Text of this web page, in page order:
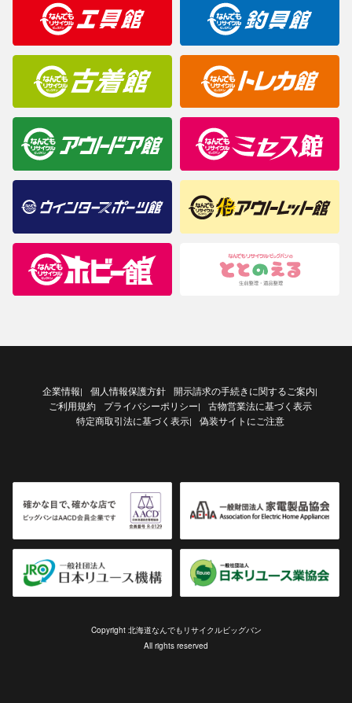
商品について
企業情報| 個人情報保護方針 開示請求の手続きに関するご案内|
ご利用規約 プライバシーポリシー|
古物営業法に基づく表示
特定商取引法に基づく表示| 偽装サイトにご注意
Copyright 北海道なんでもリサイクルビッグバン
All rights reserved